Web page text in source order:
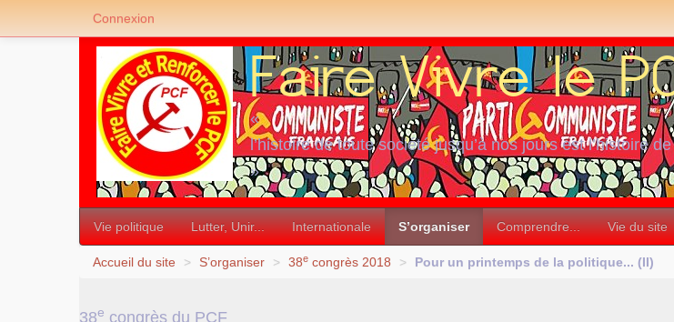
«
l’histoire de toute société jusqu’à nos jours est l’histoire
»
Vie politique Lutter, Unir... Internationale S’organiser Comprendre... Vie du site
Accueil du site > S’organiser > 38e congrès 2018 > Pour un printemps de la politique... (II)
38e congrès du PCF
Connexion